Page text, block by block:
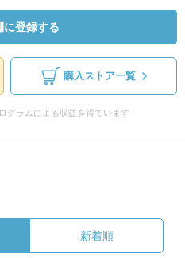
に登録する
購入ストア一覧
グラムによる収益を得ています
新着順